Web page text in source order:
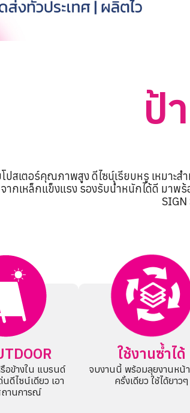
ป้
ปสเตอร์คุณภาพสูง ดีไซน์เรียบหรู เหมาะ
ากเหล็กแข็งแรง รองรับน้ำหนักได้ดี มาพ
อข้างใน แบรนด์
ดีไซน์เดียว เอา
านการณ์
ใช้งานซ้ำได้
จบงานนี้ พร้อมลุยงานหน้
ครั้งเดียว ใช้ได้ยาวๆ